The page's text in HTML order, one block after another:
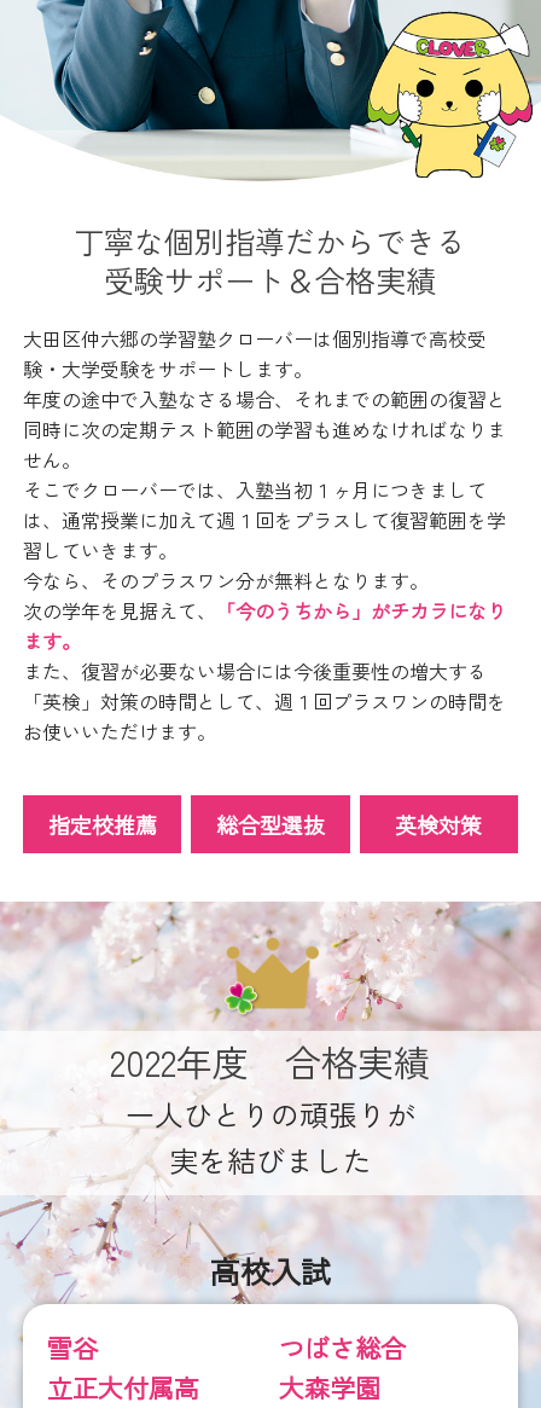
丁寧な個別指導だからできる
受験サポート＆合格実績
大田区仲六郷の学習塾クローバーは個別指導で高校受
験・大学受験をサポートします。
年度の途中で入塾なさる場合、それまでの範囲の復習と
同時に次の定期テスト範囲の学習も進めなければなりま
せん。
そこでクローバーでは、入塾当初１ヶ月につきまして
は、通常授業に加えて週１回をプラスして復習範囲を学
習していきます。
今なら、そのプラスワン分が無料となります。
次の学年を見据えて、
「今のうちから」がチカラになり
ます。
また、復習が必要ない場合には今後重要性の増大する
「英検」対策の時間として、週１回プラスワンの時間を
お使いいただけます。
指定校推薦 総合型選抜 英検対策
2022年度 合格実績
一人ひとりの頑張りが
実を結びました
高校入試
雪谷
つばさ総合
立正大付属高
大森学園